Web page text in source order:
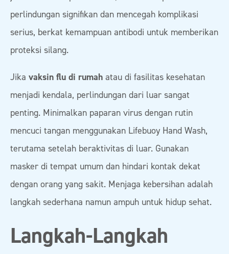
perlindungan signifikan dan mencegah komplikasi
serius, berkat kemampuan antibodi untuk memberikan
proteksi silang.
Jika vaksin flu di rumah atau di fasilitas kesehatan
menjadi kendala, perlindungan dari luar sangat
penting. Minimalkan paparan virus dengan rutin
mencuci tangan menggunakan Lifebuoy Hand Wash,
terutama setelah beraktivitas di luar. Gunakan
masker di tempat umum dan hindari kontak dekat
dengan orang yang sakit. Menjaga kebersihan adalah
langkah sederhana namun ampuh untuk hidup sehat.
Langkah-Langkah